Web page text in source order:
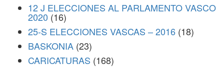
12 J ELECCIONES AL PARLAMENTO VASCO
2020 (16)
25-S ELECCIONES VASCAS – 2016 (18)
BASKONIA (23)
CARICATURAS (168)